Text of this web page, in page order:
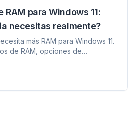
para Windows 11:
necesitas realmente?
más RAM para Windows 11.
de RAM, opciones de